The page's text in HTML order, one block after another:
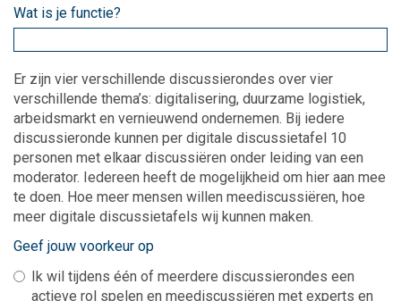
Wat is je functie?
Er zijn vier verschillende discussierondes over vier
verschillende thema’s: digitalisering, duurzame logistiek,
arbeidsmarkt en vernieuwend ondernemen. Bij iedere
discussieronde kunnen per digitale discussietafel 10
personen met elkaar discussiëren onder leiding van een
moderator. Iedereen heeft de mogelijkheid om hier aan mee
te doen. Hoe meer mensen willen meediscussiëren, hoe
meer digitale discussietafels wij kunnen maken.
Geef jouw voorkeur op
Ik wil tijdens één of meerdere discussierondes een
actieve rol spelen en meediscussiëren met experts en